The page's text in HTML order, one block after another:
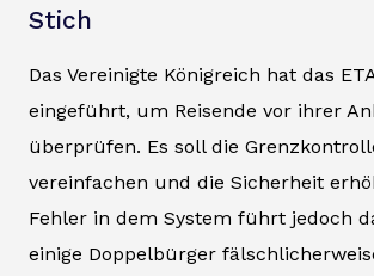
Stich
Das Vereinigte Königreich hat das
eingeführt, um Reisende vor ihrer
überprüfen. Es soll die
vereinfachen und die Sicherheit
Fehler in dem System führt jedoch
einige Doppelbürger